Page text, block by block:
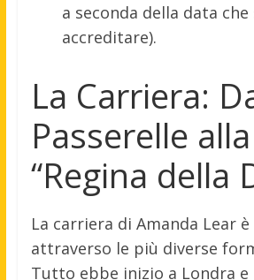
a seconda della data
accreditare).
La Carriera:
Passerelle alla
“Regina della
La carriera di Amanda Lear
attraverso le più diverse
Tutto ebbe inizio a Londra e